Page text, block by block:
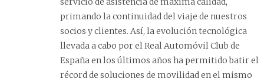
primando la continuidad del viaje de nuestros
socios y clientes. Así, la evolución tecnológica
llevada a cabo por el Real Automóvil Club de
España en los últimos años ha permitido batir el
récord de soluciones de movilidad en el mismo